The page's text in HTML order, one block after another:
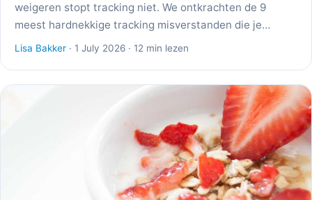
weigeren stopt tracking niet. We ontkrachten de 9
meest hardnekkige tracking misverstanden die je…
Lisa Bakker · 1 July 2026 · 12 min lezen